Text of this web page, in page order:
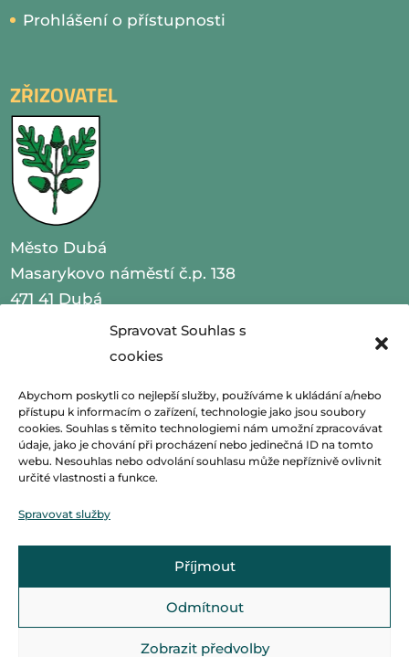
Spravovat Souhlas s
cookies
Abychom poskytli co nejlepší služby, používáme k ukládání a/nebo
přístupu k informacím o zařízení, technologie jako jsou soubory
cookies. Souhlas s těmito technologiemi nám umožní zpracovávat
údaje, jako je chování při procházení nebo jedinečná ID na tomto
webu. Nesouhlas nebo odvolání souhlasu může nepříznivě ovlivnit
určité vlastnosti a funkce.
Spravovat služby
Příjmout
Odmítnout
Zobrazit předvolby
Prohlášení o přístupnosti
ZŘIZOVATEL
Město Dubá
Masarykovo náměstí č.p. 138
471 41 Dubá
IČO 00260479
emailpodatelna@mestoduba.cz
webhttp://www.mestoduba.cz